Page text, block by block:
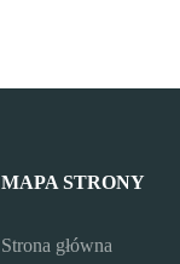
MAPA STRONY
Strona główna